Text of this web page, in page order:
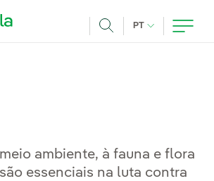
PT IDIOMA ATUAL,
ambiente, à fauna e flora
essenciais na luta contra